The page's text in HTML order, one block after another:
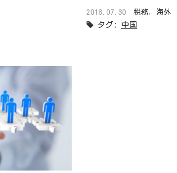
2018.07.30 税務, 海外
タグ: 中国